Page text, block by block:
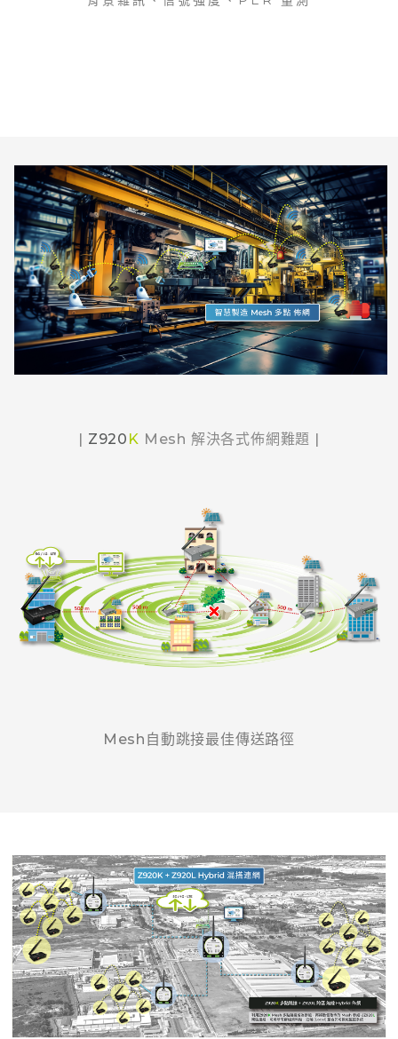
Z920 K Mesh 解決各式佈網難題
Mesh自動跳接最佳傳送路徑